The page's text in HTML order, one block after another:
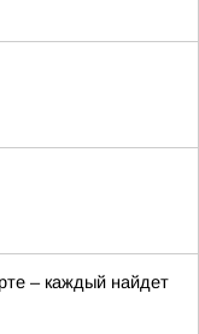
– каждый найдет